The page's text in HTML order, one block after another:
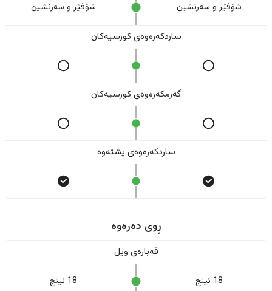
شۆفێر و سەرنشین شۆفێر و سەرنشین
ساردکەرەوەی کورسیەکان
گەرمکەرەوەی کورسیەکان
ساردکەرەوەی پشتەوە
ڕوی دەرەوە
قەبارەی ویل
18 ئینج 18 ئینج